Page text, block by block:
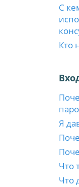
С
Кто
Я
Что
Что